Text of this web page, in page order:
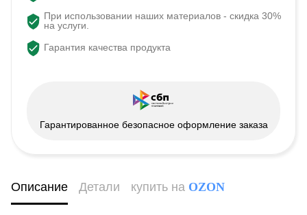
При использовании наших материалов - скидка 30%
на услуги.
Гарантия качества продукта
Гарантированное безопасное оформление заказа
Описание Детали купить на OZON